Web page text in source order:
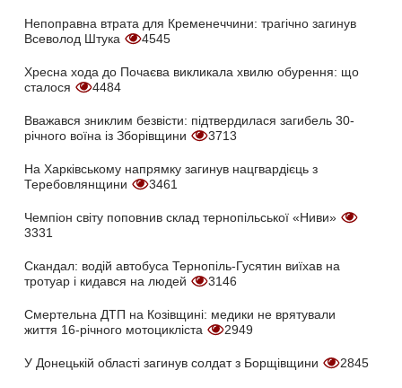
Непоправна втрата для Кременеччини: трагічно загинув
Всеволод Штука
4545
Хресна хода до Почаєва викликала хвилю обурення: що
сталося
4484
Вважався зниклим безвісти: підтвердилася загибель 30-
річного воїна із Зборівщини
3713
На Харківському напрямку загинув нацгвардієць з
Теребовлянщини
3461
Чемпіон світу поповнив склад тернопільської «Ниви»
3331
Скандал: водій автобуса Тернопіль-Гусятин виїхав на
тротуар і кидався на людей
3146
Смертельна ДТП на Козівщині: медики не врятували
життя 16-річного мотоцикліста
2949
У Донецькій області загинув солдат з Борщівщини 2845